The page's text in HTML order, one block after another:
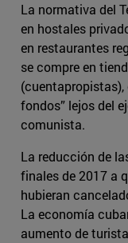
La normativa del
en hostales
en restaurantes
se compre en
fondos” lejos del
comunista.
La reducción de
finales de 2017 a
hubieran
La economía
aumento de